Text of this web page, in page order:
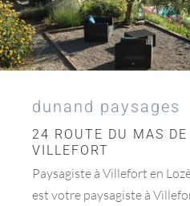
dunand paysages
24 ROUTE DU MAS
VILLEFORT
Paysagiste à Villefort en
est votre paysagiste à